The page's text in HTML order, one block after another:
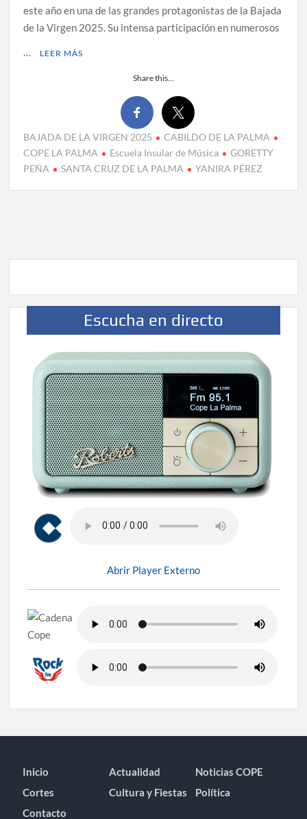
este año en una de las grandes protagonistas de la Bajada
de la Virgen 2025. Su intensa participación en numerosos
…
LEER MÁS
Share this...
BAJADA DE LA VIRGEN 2025
CABILDO DE LA PALMA
COPE LA PALMA
Escuela Insular de Música
GORETTY
PEÑA
SANTA CRUZ DE LA PALMA YANIRA PÉREZ
Escucha en directo
Abrir Player Externo
Inicio Actualidad
Noticias COPE
Cortes
Cultura y Fiestas
Política
Contacto